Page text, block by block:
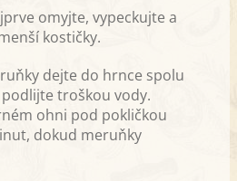
omyjte, vypeckujte a
kostičky.
dejte do hrnce spolu
podlijte troškou vody.
ohni pod pokličkou
dokud meruňky